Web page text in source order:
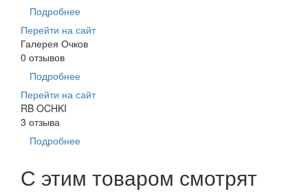
Подробнее
Перейти на сайт
Галерея Очков
0 отзывов
Подробнее
Перейти на сайт
RB OCHKI
3 отзыва
Подробнее
С этим товаром смотрят